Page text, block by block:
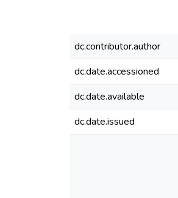
dc.contributor.author
dc.date.accessioned
dc.date.available
dc.date.issued